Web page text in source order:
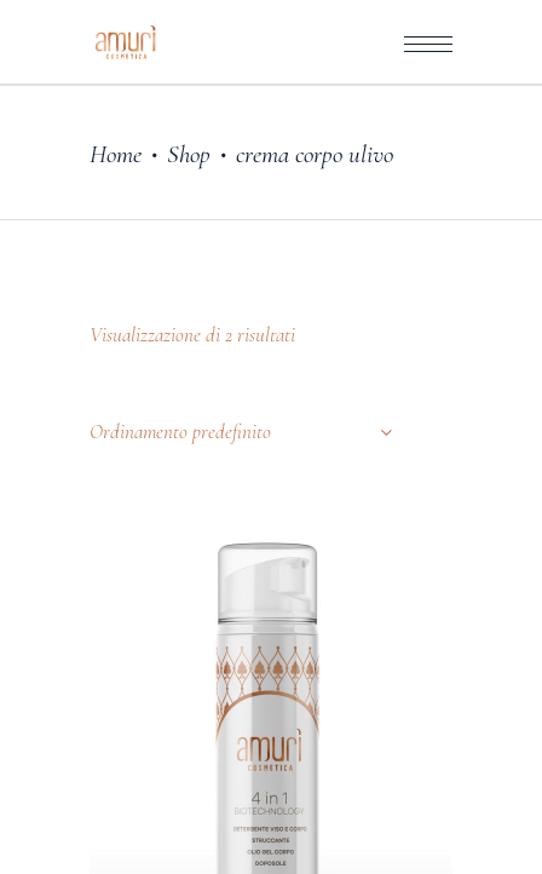
Home • Shop • crema corpo ulivo
Visualizzazione di 2 risultati
Ordinamento predefinito